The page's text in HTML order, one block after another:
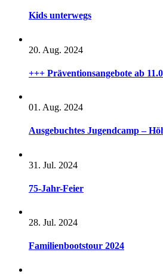
Kids unterwegs
20. Aug. 2024
+++ Präventionsangebote ab
01. Aug. 2024
Ausgebuchtes Jugendcamp –
31. Jul. 2024
75-Jahr-Feier
28. Jul. 2024
Familienbootstour 2024